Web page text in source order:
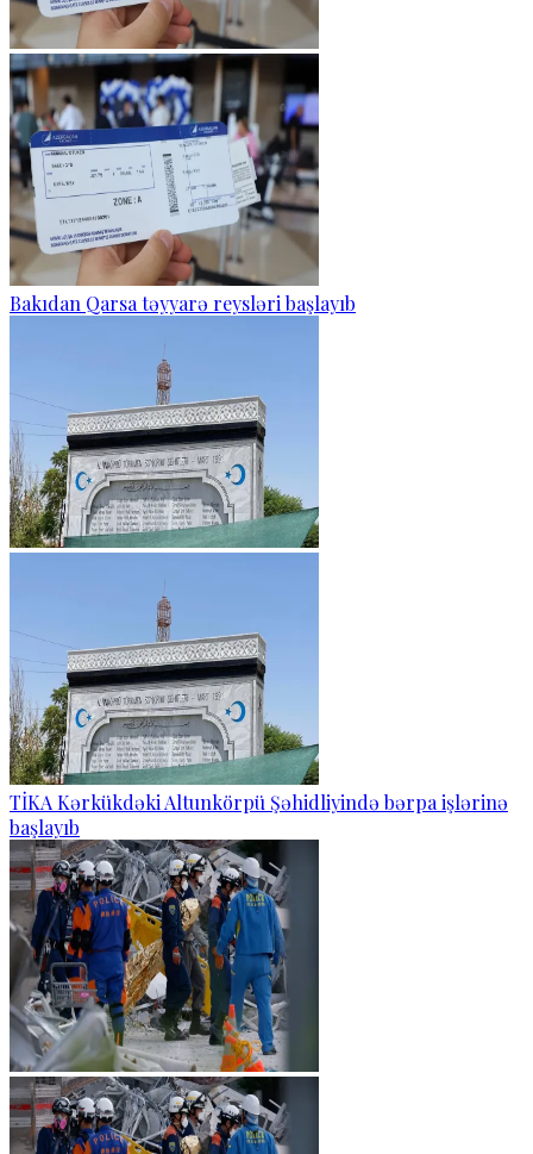
Bakıdan Qarsa təyyarə reysləri başlayıb
TİKA Kərkükdəki Altunkörpü Şəhidliyində bərpa işlərinə
başlayıb